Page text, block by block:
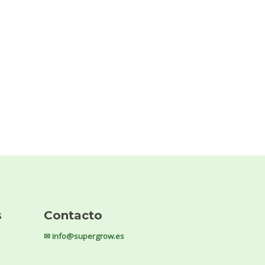
Contacto
✉ info@supergrow.es